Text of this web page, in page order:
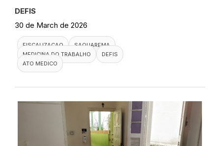
DEFIS
30 de March de 2026
FISCALIZACAO
SAQUAREMA
MEDICINA DO TRABALHO
DEFIS
ATO MEDICO